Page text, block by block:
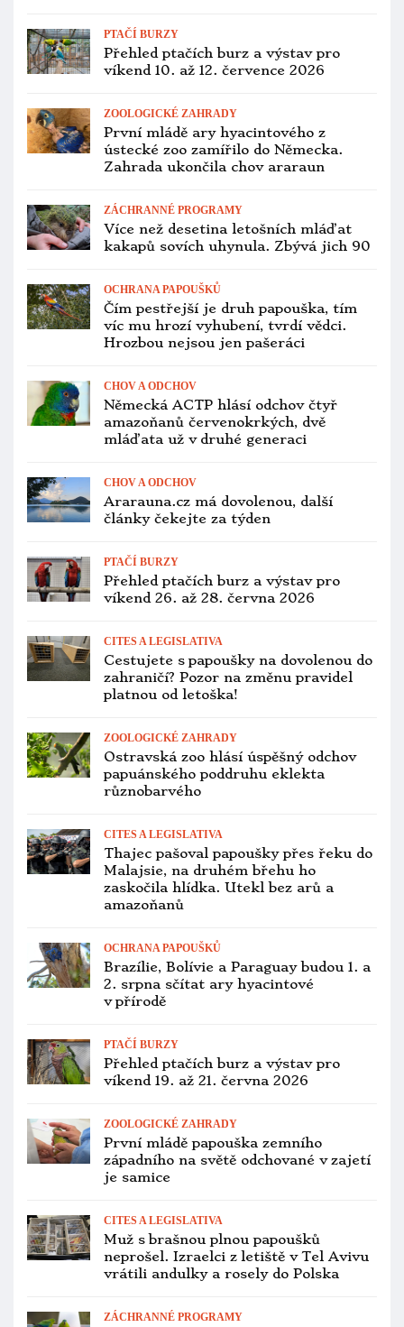
PTAČÍ BURZY
Přehled ptačích burz a výstav pro
víkend 10. až 12. července 2026
ZOOLOGICKÉ ZAHRADY
První mládě ary hyacintového z
ústecké zoo zamířilo do Německa.
Zahrada ukončila chov araraun
ZÁCHRANNÉ PROGRAMY
Více než desetina letošních mláďat
kakapů sovích uhynula. Zbývá jich 90
OCHRANA PAPOUŠKŮ
Čím pestřejší je druh papouška, tím
víc mu hrozí vyhubení, tvrdí vědci.
Hrozbou nejsou jen pašeráci
CHOV A ODCHOV
Německá ACTP hlásí odchov čtyř
amazoňanů červenokrkých, dvě
mláďata už v druhé generaci
CHOV A ODCHOV
Ararauna.cz má dovolenou, další
články čekejte za týden
PTAČÍ BURZY
Přehled ptačích burz a výstav pro
víkend 26. až 28. června 2026
CITES A LEGISLATIVA
Cestujete s papoušky na dovolenou do
zahraničí? Pozor na změnu pravidel
platnou od letoška!
ZOOLOGICKÉ ZAHRADY
Ostravská zoo hlásí úspěšný odchov
papuánského poddruhu eklekta
různobarvého
CITES A LEGISLATIVA
Thajec pašoval papoušky přes řeku do
Malajsie, na druhém břehu ho
zaskočila hlídka. Utekl bez arů a
amazoňanů
OCHRANA PAPOUŠKŮ
Brazílie, Bolívie a Paraguay budou 1. a
2. srpna sčítat ary hyacintové
v přírodě
PTAČÍ BURZY
Přehled ptačích burz a výstav pro
víkend 19. až 21. června 2026
ZOOLOGICKÉ ZAHRADY
První mládě papouška zemního
západního na světě odchované v zajetí
je samice
CITES A LEGISLATIVA
Muž s brašnou plnou papoušků
neprošel. Izraelci z letiště v Tel Avivu
vrátili andulky a rosely do Polska
ZÁCHRANNÉ PROGRAMY